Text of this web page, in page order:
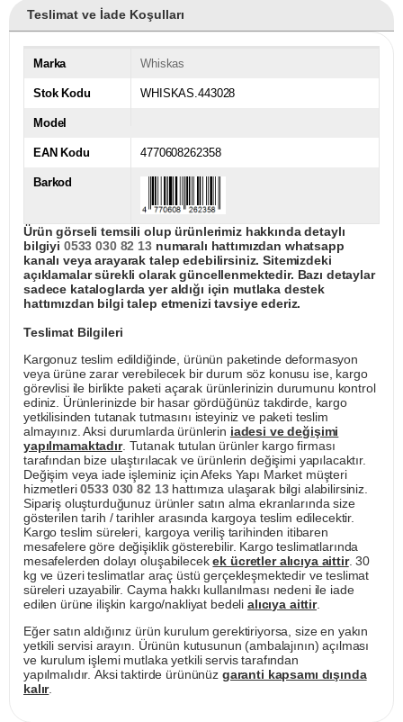
Teslimat ve İade Koşulları
Marka Whiskas
Stok Kodu WHISKAS.443028
Model
EAN Kodu 4770608262358
Barkod
Ürün görseli temsili olup ürünlerimiz hakkında detaylı
bilgiyi 0533 030 82 13numaralı hattımızdan whatsapp
kanalı veya arayarak talep edebilirsiniz. Sitemizdeki
açıklamalar sürekli olarak güncellenmektedir. Bazı detaylar
sadece kataloglarda yer aldığı için mutlaka destek
hattımızdan bilgi talep etmenizi tavsiye ederiz.
Teslimat Bilgileri
Kargonuz teslim edildiğinde, ürünün paketinde deformasyon
veya ürüne zarar verebilecek bir durum söz konusu ise, kargo
görevlisi ile birlikte paketi açarak ürünlerinizin durumunu kontrol
ediniz. Ürünlerinizde bir hasar gördüğünüz takdirde, kargo
yetkilisinden tutanak tutmasını isteyiniz ve paketi teslim
almayınız. Aksi durumlarda ürünlerin iadesi ve değişimi
yapılmamaktadır. Tutanak tutulan ürünler kargo firması
tarafından bize ulaştırılacak ve ürünlerin değişimi yapılacaktır.
Değişim veya iade işleminiz için Afeks Yapı Market müşteri
hizmetleri0533 030 82 13hattımıza ulaşarak bilgi alabilirsiniz.
Sipariş oluşturduğunuz ürünler satın alma ekranlarında size
gösterilen tarih / tarihler arasında kargoya teslim edilecektir.
Kargo teslim süreleri, kargoya veriliş tarihinden itibaren
mesafelere göre değişiklik gösterebilir. Kargo teslimatlarında
mesafelerden dolayı oluşabilecekek ücretler alıcıya aittir. 30
kg ve üzeri teslimatlar araç üstü gerçekleşmektedir ve teslimat
süreleri uzayabilir. Cayma hakkı kullanılması nedeni ile iade
edilen ürüne ilişkin kargo/nakliyat bedeli alıcıya aittir.
Eğer satın aldığınız ürün kurulum gerektiriyorsa, size en yakın
yetkili servisi arayın. Ürünün kutusunun (ambalajının) açılması
ve kurulum işlemi mutlaka yetkili servis tarafından
yapılmalıdır. Aksi taktirde ürününüz garanti kapsamı dışında
kalır.